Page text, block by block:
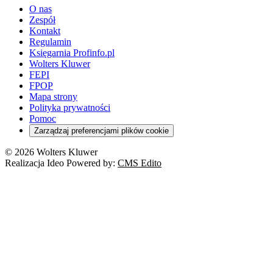
O nas
Zespół
Kontakt
Regulamin
Księgarnia Profinfo.pl
Wolters Kluwer
FEPI
FPOP
Mapa strony
Polityka prywatności
Pomoc
Zarządzaj preferencjami plików cookie
© 2026 Wolters Kluwer
Realizacja Ideo Powered by: CMS Edito